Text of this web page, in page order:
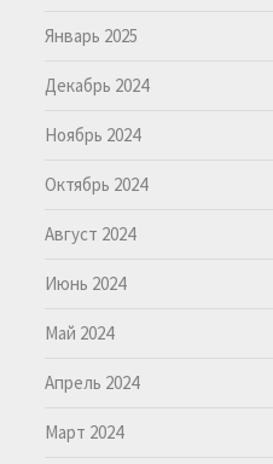
Январь 2025
Декабрь 2024
Ноябрь 2024
Октябрь 2024
Август 2024
Июнь 2024
Май 2024
Апрель 2024
Март 2024